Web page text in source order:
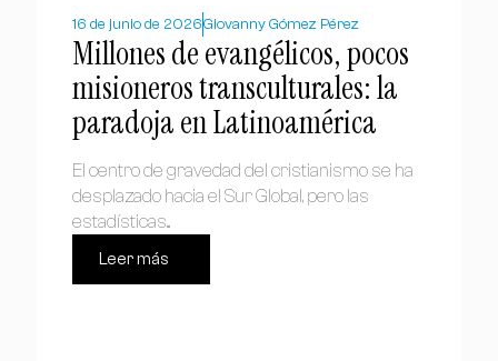
16 de junio de 2026Giovanny Gómez Pérez
Millones de evangélicos, pocos
misioneros transculturales: la
paradoja en Latinoamérica
El centro de gravedad del cristianismo se ha
desplazado hacia el Sur Global, pero las
estadísticas...
Leer más